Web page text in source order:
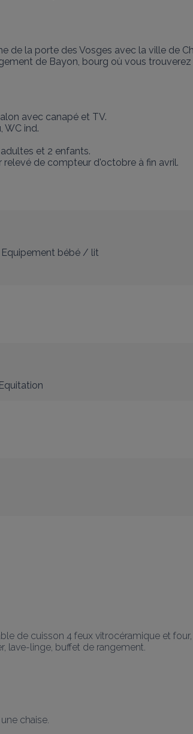
de la porte des Vosges avec la ville de
de Bayon, bourg où vous
avec canapé et TV.
WC ind.
et 2 enfants.
de compteur d'octobre à fin avril.
Equipement bébé / lit
Equitation
de cuisson 4 feux vitrocéramique et
lave-linge, buffet de rangement.
chaise.